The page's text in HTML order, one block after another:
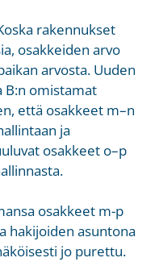
rakennukset
osakkeiden arvo
arvosta. Uuden
B:n omistamat
että osakkeet m–n
ja
osakkeet o–p
osakkeet m-p
hakijoiden asuntona
jo purettu.